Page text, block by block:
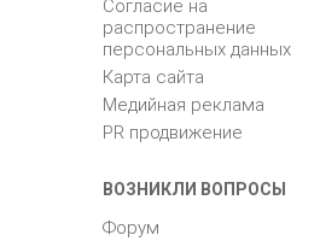
Согласие на
распространение
персональных данных
Карта сайта
Медийная реклама
PR продвижение
ВОЗНИКЛИ ВОПРОСЫ
Форум